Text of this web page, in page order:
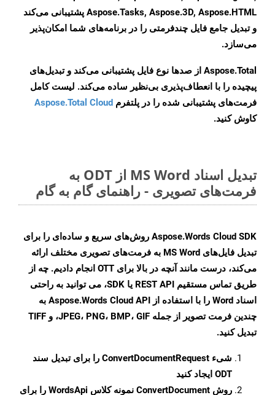
Aspose.Tasks, Aspose.3D, Aspose.HTML پشتیبانی می‌کند
و تبدیل جامع فایل چندفرمتی را در برنامه‌های شما امکان‌پذیر
می‌سازد.
Aspose.Total از صدها نوع فایل پشتیبانی می‌کند و تبدیل‌های
پیچیده را با انعطاف‌پذیری بی‌نظیر ساده می‌کند. لیست کامل
فرمت‌های پشتیبانی شده را در پلتفرم Aspose.Total Cloud
کاوش کنید.
تبدیل اسناد MS Word از ODT به
فرمت‌های تصویری - راهنمای گام به گام
Aspose.Words Cloud SDK روش‌های سریع و ساده‌ای را برای
تبدیل فایل‌های MS Word به فرمت‌های تصویری مختلف ارائه
می‌کند، درست مانند آنچه در بالا برای OTT انجام دادیم. چه از
طریق تماس مستقیم REST API یا SDK، می توانید به راحتی
اسناد Word را با استفاده از Aspose.Words Cloud API به
چندین فرمت تصویر از جمله JPEG، PNG، BMP، GIF، و TIFF
تبدیل کنید.
شیء ConvertDocumentRequest را برای تبدیل سند
ODT ایجاد کنید
روش ConvertDocument
نمونه کلاس WordsApi را برای